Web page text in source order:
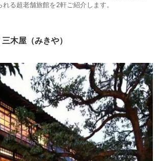
る超老舗旅館を2軒ご紹介します。
木屋（みきや）